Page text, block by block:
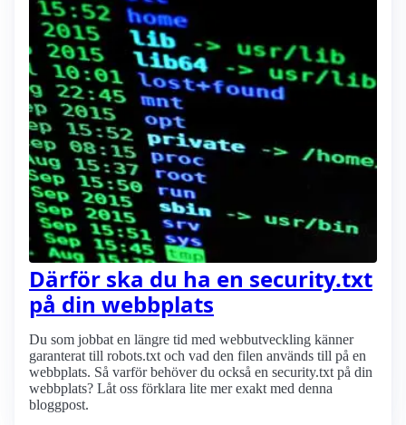
Därför ska du ha en security.txt
på din webbplats
Du som jobbat en längre tid med webbutveckling känner
garanterat till robots.txt och vad den filen används till på en
webbplats. Så varför behöver du också en security.txt på din
webbplats? Låt oss förklara lite mer exakt med denna
bloggpost.